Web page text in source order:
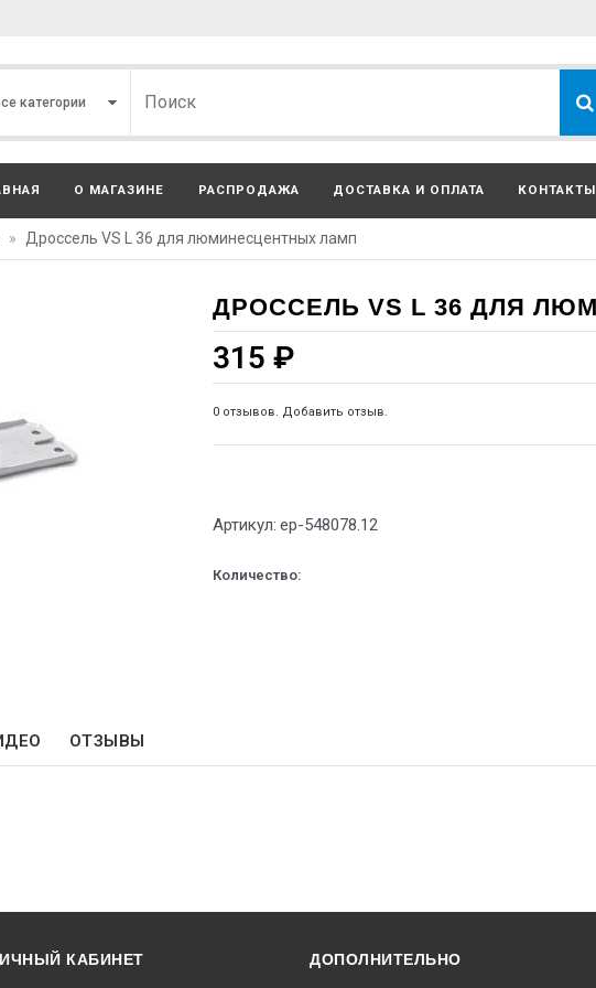
О МАГАЗИНЕ РАСПРОДАЖА ДОСТАВКА И ОПЛАТА КОНТАКТЫ
» Дроссель VS L 36 для люминесцентных ламп
ДРОССЕЛЬ VS L 36 ДЛЯ
315 ₽
0 отзывов. Добавить отзыв.
Артикул: ep-548078.12
Количество:
ОТЗЫВЫ
КАБИНЕТ ДОПОЛНИТЕЛЬНО